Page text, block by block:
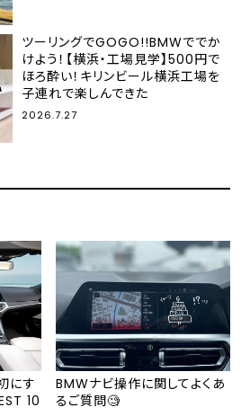
ツーリングでGOGO!!BMWででか
けよう！【横浜・工場見学】500円で
ほろ酔い！キリンビール横浜工場を
子連れで楽しんできた
2026.7.27
にす
10
BMWナビ操作に関してよくあ
るご質問🧐